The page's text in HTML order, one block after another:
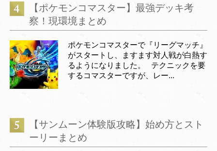
【ポケモンコマスター】最強デッキ考
察！現環境まとめ
ポケモンコマスターで『リーグマッチ』
がスタートし、ますます対人戦が白熱す
るようになりました。 テクニックを要
するコマスターですが、レー...
【サンムーン体験版攻略】始め方とスト
ーリーまとめ